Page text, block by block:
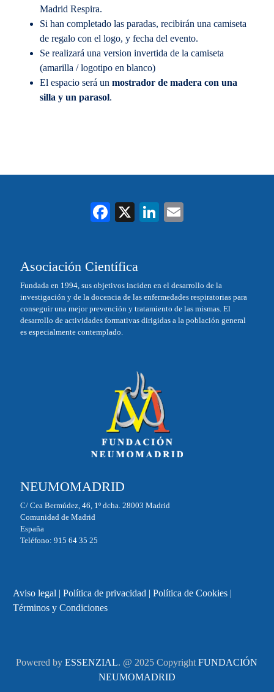
Madrid Respira.
Si han completado las paradas, recibirán una camiseta
de regalo con el logo, y fecha del evento.
Se realizará una version invertida de la camiseta
(amarilla / logotipo en blanco)
El espacio será un mostrador de madera con una
silla y un parasol.
Fa
ok
X
Li
Asociación Científica
Fundada en 1994, sus objetivos inciden en el desarrollo de la
investigación y de la docencia de las enfermedades respiratorias para
conseguir una mejor prevención y tratamiento de las mismas. El
desarrollo de actividades formativas dirigidas a la población general
es especialmente contemplado.
NEUMOMADRID
C/ Cea Bermúdez, 46, 1º dcha. 28003 Madrid
Comunidad de Madrid
España
Teléfono: 915 64 35 25
Aviso legal | Política de privacidad | Política de Cookies|
Términos y Condiciones
Powered byESSENZIAL. @ 2025 CopyrightFUNDACIÓN
NEUMOMADRID